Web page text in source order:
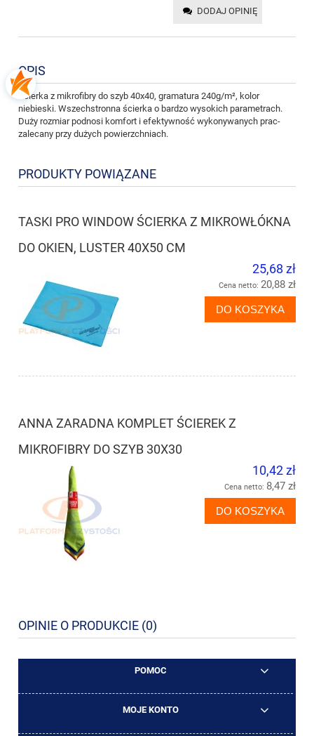
DODAJ OPINIĘ
OPIS
Ścierka z mikrofibry do szyb 40x40, gramatura 240g/m², kolor
niebieski. Wszechstronna ścierka o bardzo wysokich parametrach.
Duży rozmiar podnosi komfort i efektywność wykonywanych prac-
zalecany przy dużych powierzchniach.
PRODUKTY POWIĄZANE
TASKI PRO WINDOW ŚCIERKA Z MIKROWŁÓKNA
DO OKIEN, LUSTER 40X50 CM
25,68 zł
Cena netto: 20,88 zł
DO KOSZYKA
ANNA ZARADNA KOMPLET ŚCIEREK Z
MIKROFIBRY DO SZYB 30X30
10,42 zł
Cena netto: 8,47 zł
DO KOSZYKA
OPINIE O PRODUKCIE (0)
POMOC
MOJE KONTO